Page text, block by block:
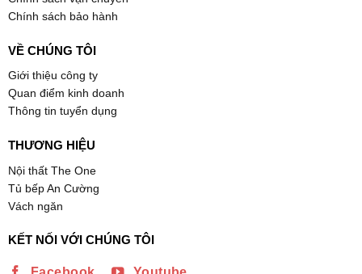
Chính sách bảo hành
VỀ CHÚNG TÔI
Giới thiệu công ty
Quan điểm kinh doanh
Thông tin tuyển dụng
THƯƠNG HIỆU
Nội thất The One
Tủ bếp An Cường
Vách ngăn
KẾT NỐI VỚI CHÚNG TÔI